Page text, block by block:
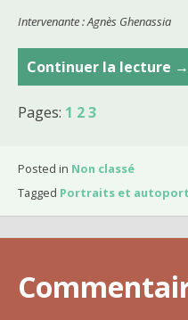
Intervenante : Agnès Ghenassia
Continuer la lecture P
o
a
i
t
e
→
Pages: 1 23
Posted in Non classé
Tagged Portraits et